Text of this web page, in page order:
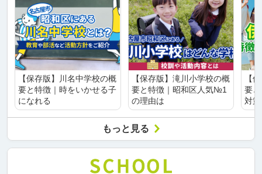
【保存版】川名中学校の概
要と特徴｜時をいかせる子
になれる
【保存版】滝川小学校の概
要と特徴｜昭和区人気№1
の理由は
【
要
対
もっと見る